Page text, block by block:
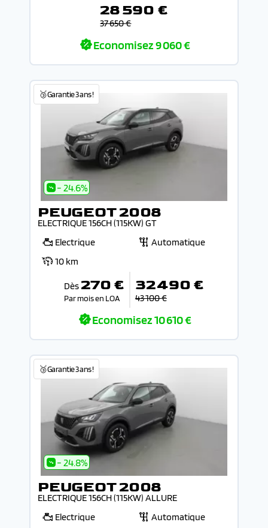
28 590 €
37 650 €
Economisez9 060 €
🥉Garantie 3 ans !
- 24.6%
PEUGEOT 2008
ELECTRIQUE 156CH (115KW) GT
Electrique
Automatique
10 km
Dès 270 €
Par mois en LOA
32 490 €
43 100 €
Economisez10 610 €
🥉Garantie 3 ans !
- 24.8%
PEUGEOT 2008
ELECTRIQUE 156CH (115KW) ALLURE
Electrique
Automatique